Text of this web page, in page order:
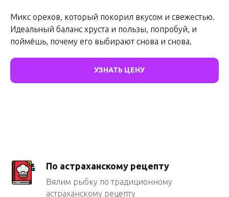
Микс орехов, который покорил вкусом и свежестью.
Идеальный баланс хруста и пользы, попробуй, и
поймёшь, почему его выбирают снова и снова.
УЗНАТЬ ЦЕНУ
По астраханскому рецепту
Вялим рыбку по традиционному
астраханскому рецепту